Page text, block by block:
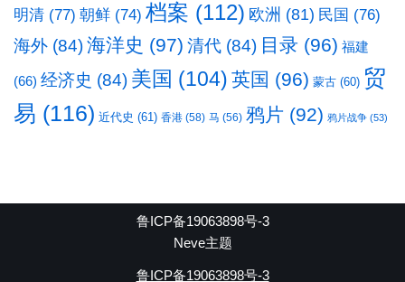
明清 (77) 朝鲜 (74) 档案 (112) 欧洲 (81) 民国 (76)
海外 (84)海洋史 (97) 清代 (84) 目录 (96) 福建
(66) 经济史 (84) 美国 (104) 英国 (96) 蒙古 (60) 贸
易 (116) 近代史 (61) 香港 (58) 马 (56) 鸦片 (92) 鸦片战争 (53)
鲁ICP备19063898号-3
Neve主题
鲁ICP备19063898号-3